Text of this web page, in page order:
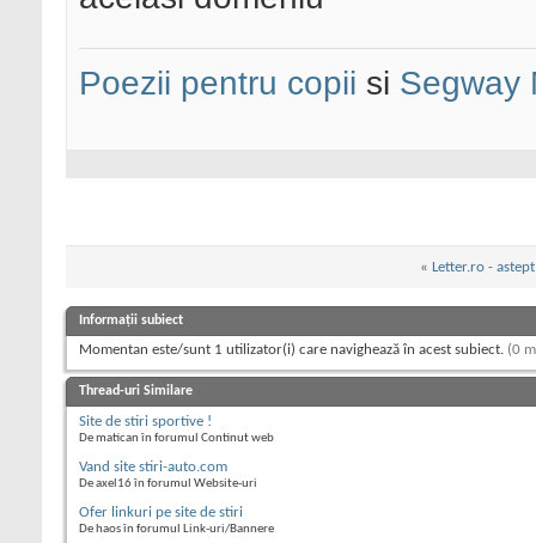
Poezii pentru copii si Segway
« Letter.ro -
Informații subiect
Momentan este/sunt 1 utilizator(i) care navighează în acest subiect. (0
Thread-uri Similare
Site de stiri sportive !
De matican în forumul Continut web
Vand site stiri-auto.com
De axel16 în forumul Website-uri
Ofer linkuri pe site de stiri
De haos în forumul Link-uri/Bannere